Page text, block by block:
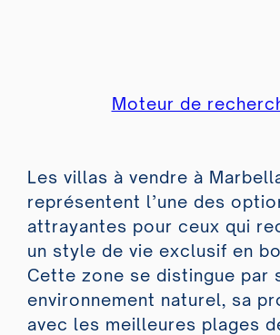
Moteur de
Les villas à vendre à
représentent l’une des
attrayantes pour ceux qui
un style de vie exclusif en
Cette zone se distingue par
environnement naturel, sa
avec les meilleures plages